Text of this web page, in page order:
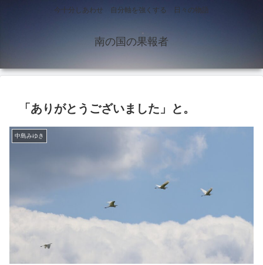
今十分しあわせ 自分軸を強くする 日々の物語
南の国の果報者
「ありがとうございました」と。
中島みゆき